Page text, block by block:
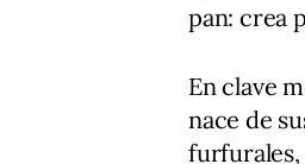
pan: crea
En clave
nace de